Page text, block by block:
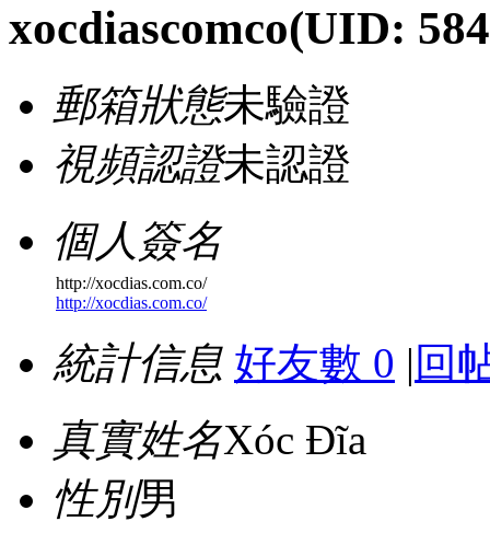
xocdiascomco(UID:
郵箱狀態未驗證
視頻認證未認證
個人簽名
http://xocdias.com.co/
http://xocdias.com.co/
統計信息 好友數 0 | 回
真實姓名Xóc Đĩa
性別男